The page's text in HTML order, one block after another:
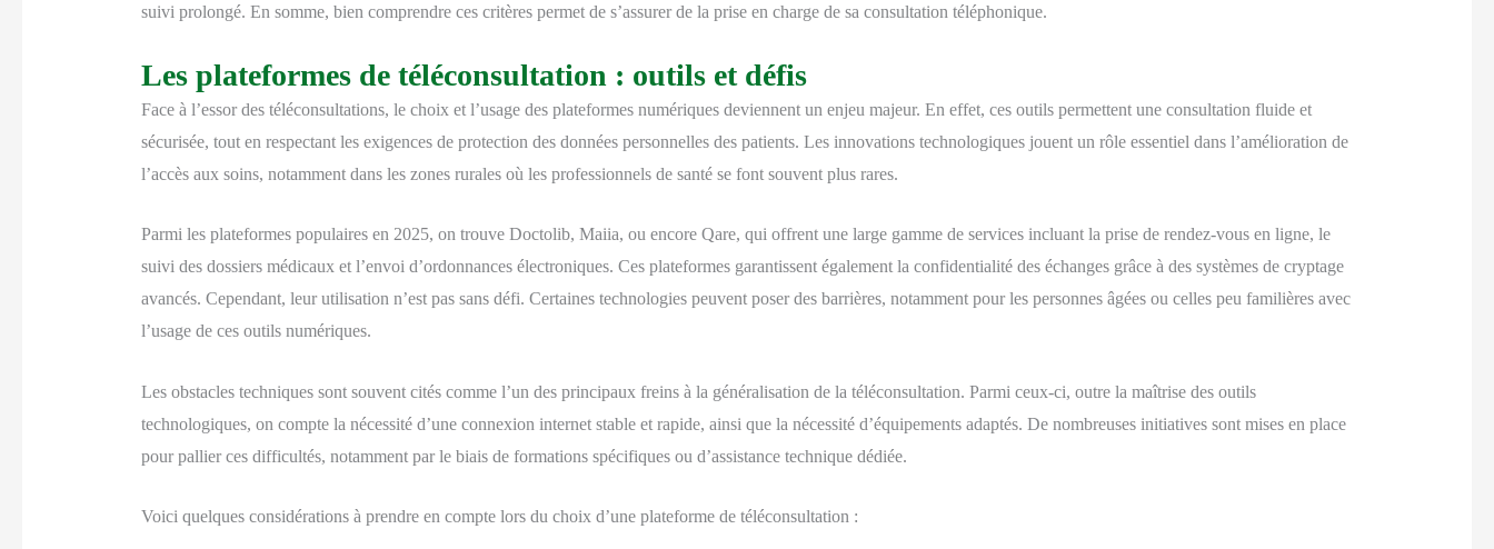
suivi prolongé. En somme, bien comprendre ces critères permet de s’assurer de la prise en charge de sa consultation téléphonique.
Les plateformes de téléconsultation : outils et défis
Face à l’essor des téléconsultations, le choix et l’usage des plateformes numériques deviennent un enjeu majeur. En effet, ces outils permettent une consultation fluide et
sécurisée, tout en respectant les exigences de protection des données personnelles des patients. Les innovations technologiques jouent un rôle essentiel dans l’amélioration de
l’accès aux soins, notamment dans les zones rurales où les professionnels de santé se font souvent plus rares.
Parmi les plateformes populaires en 2025, on trouve Doctolib, Maiia, ou encore Qare, qui offrent une large gamme de services incluant la prise de rendez-vous en ligne, le
suivi des dossiers médicaux et l’envoi d’ordonnances électroniques. Ces plateformes garantissent également la confidentialité des échanges grâce à des systèmes de cryptage
avancés. Cependant, leur utilisation n’est pas sans défi. Certaines technologies peuvent poser des barrières, notamment pour les personnes âgées ou celles peu familières avec
l’usage de ces outils numériques.
Les obstacles techniques sont souvent cités comme l’un des principaux freins à la généralisation de la téléconsultation. Parmi ceux-ci, outre la maîtrise des outils
technologiques, on compte la nécessité d’une connexion internet stable et rapide, ainsi que la nécessité d’équipements adaptés. De nombreuses initiatives sont mises en place
pour pallier ces difficultés, notamment par le biais de formations spécifiques ou d’assistance technique dédiée.
Voici quelques considérations à prendre en compte lors du choix d’une plateforme de téléconsultation :